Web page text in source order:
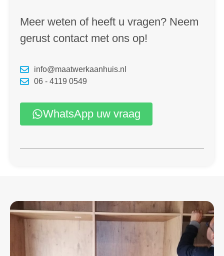
Meer weten of heeft u vragen? Neem
gerust contact met ons op!
info@maatwerkaanhuis.nl
06 - 4119 0549
WhatsApp uw vraag